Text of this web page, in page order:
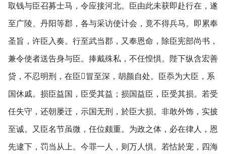
取钱与臣召募士马，令应接河北。臣由此未获即赴行在，遂
至广陵、丹阳等郡，各与采访使计会，竟不得兵马。即累奉
圣旨，许臣入奏。行至武当郡，又奉恩命，除臣宪部尚书，
兼令使者送告身与臣。捧戴殊私，不任惶惧。陛下纵含宏善
贷，不忍明刑，在臣冒至深，胡颜自处。臣忝为大臣，系
国休戚。损臣益国，臣受其益；损国益臣，臣受其损。若受
任失守，还朝屡迁，示国无刑，於臣大损。非敢外饰，实披
至诚。又臣名节虽微，任位颇重。为政之体，必在律人，恩
先逮下，罚当从上。今罪一人，则万人惧。若怙於宠，四海